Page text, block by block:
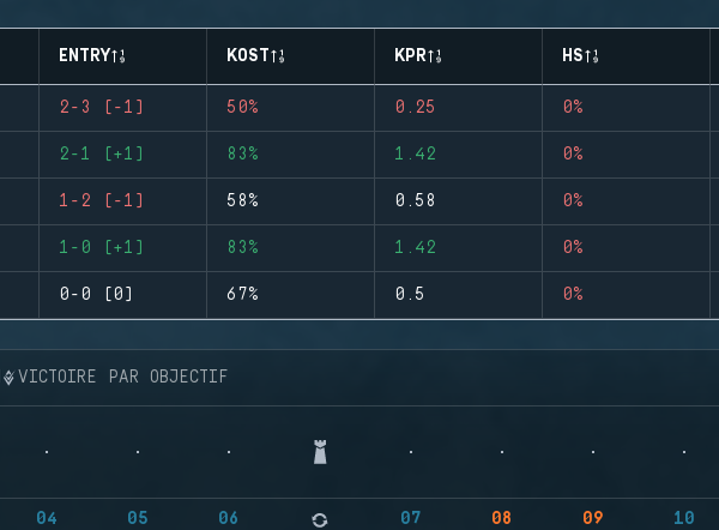
ENTRY KOST KPR HS
2-3 (-1) 50% 0.25 0%
2-1 (+1) 83% 1.42 0%
1-2 (-1) 58% 0.58 0%
1-0 (+1) 83% 1.42 0%
0-0 (0) 67% 0.5 0%
VICTOIRE PAR OBJECTIF
04 05 06 07 08 09 10